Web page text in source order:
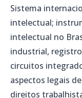
Sistema
intelectual;
intelectual no
industrial,
circuitos
aspectos legais
direitos